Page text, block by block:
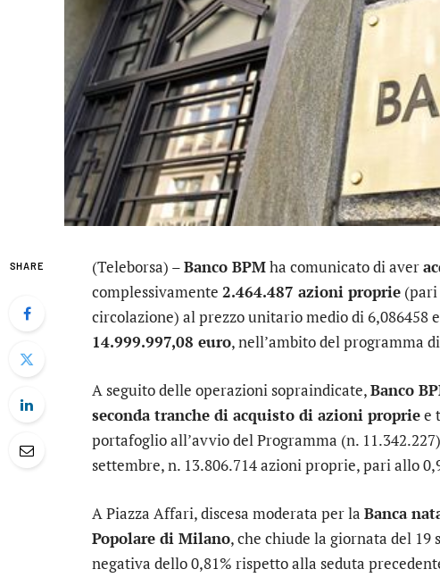
SHARE (Teleborsa) –Banco BPMha comunicato di aver
complessivamente 2.464.487 azioni proprie
circolazione) al prezzo unitario medio di 6,086458
14.999.997,08 euro, nell’ambito del programma
A seguito delle operazioni sopraindicate,Banco
seconda tranche di acquisto di azioni propriee
portafoglio all’avvio del Programma (n.
settembre, n. 13.806.714 azioni proprie, pari allo
A Piazza Affari, discesa moderata per la Banca
Popolare di Milano, che chiude la giornata del
negativa dello 0,81% rispetto alla seduta